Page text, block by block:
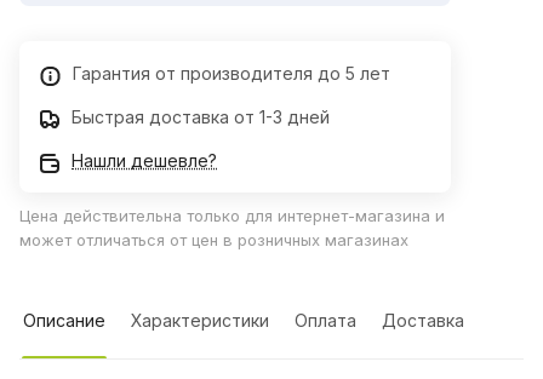
Гарантия от производителя до 5 лет
Быстрая доставка от 1-3 дней
Нашли дешевле?
Цена действительна только для интернет-магазина и
может отличаться от цен в розничных магазинах
Описание Характеристики Оплата Доставка